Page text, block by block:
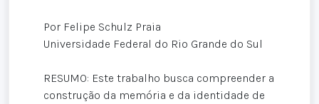
Por Felipe Schulz Praia
Universidade Federal do Rio Grande do Sul
RESUMO: Este trabalho busca compreender a
construção da memória e da identidade de